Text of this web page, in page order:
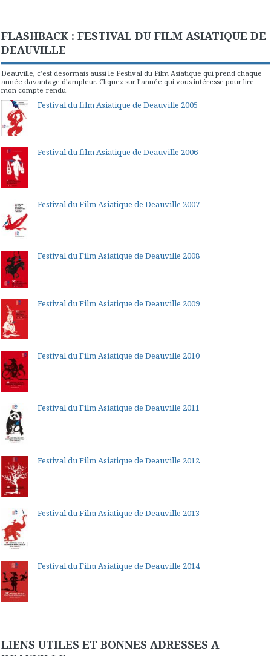
FLASHBACK : FESTIVAL DU FILM ASIATIQUE DE
DEAUVILLE
Deauville, c'est désormais aussi le Festival du Film Asiatique qui prend chaque
année davantage d'ampleur. Cliquez sur l'année qui vous intéresse pour lire
mon compte-rendu.
Festival du film Asiatique de Deauville 2005
Festival du film Asiatique de Deauville 2006
Festival du Film Asiatique de Deauville 2007
Festival du Film Asiatique de Deauville 2008
Festival du Film Asiatique de Deauville 2009
Festival du Film Asiatique de Deauville 2010
Festival du Film Asiatique de Deauville 2011
Festival du Film Asiatique de Deauville 2012
Festival du Film Asiatique de Deauville 2013
Festival du Film Asiatique de Deauville 2014
LIENS UTILES ET BONNES ADRESSES A